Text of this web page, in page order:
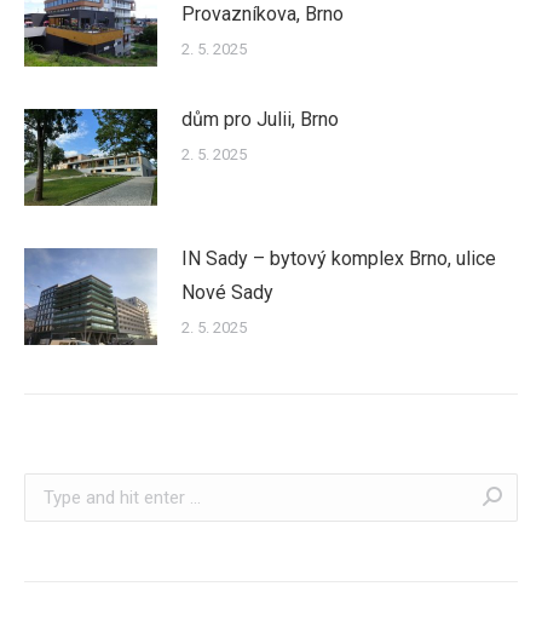
Provazníkova, Brno
2. 5. 2025
dům pro Julii, Brno
2. 5. 2025
IN Sady – bytový komplex Brno, ulice
Nové Sady
2. 5. 2025
Search: